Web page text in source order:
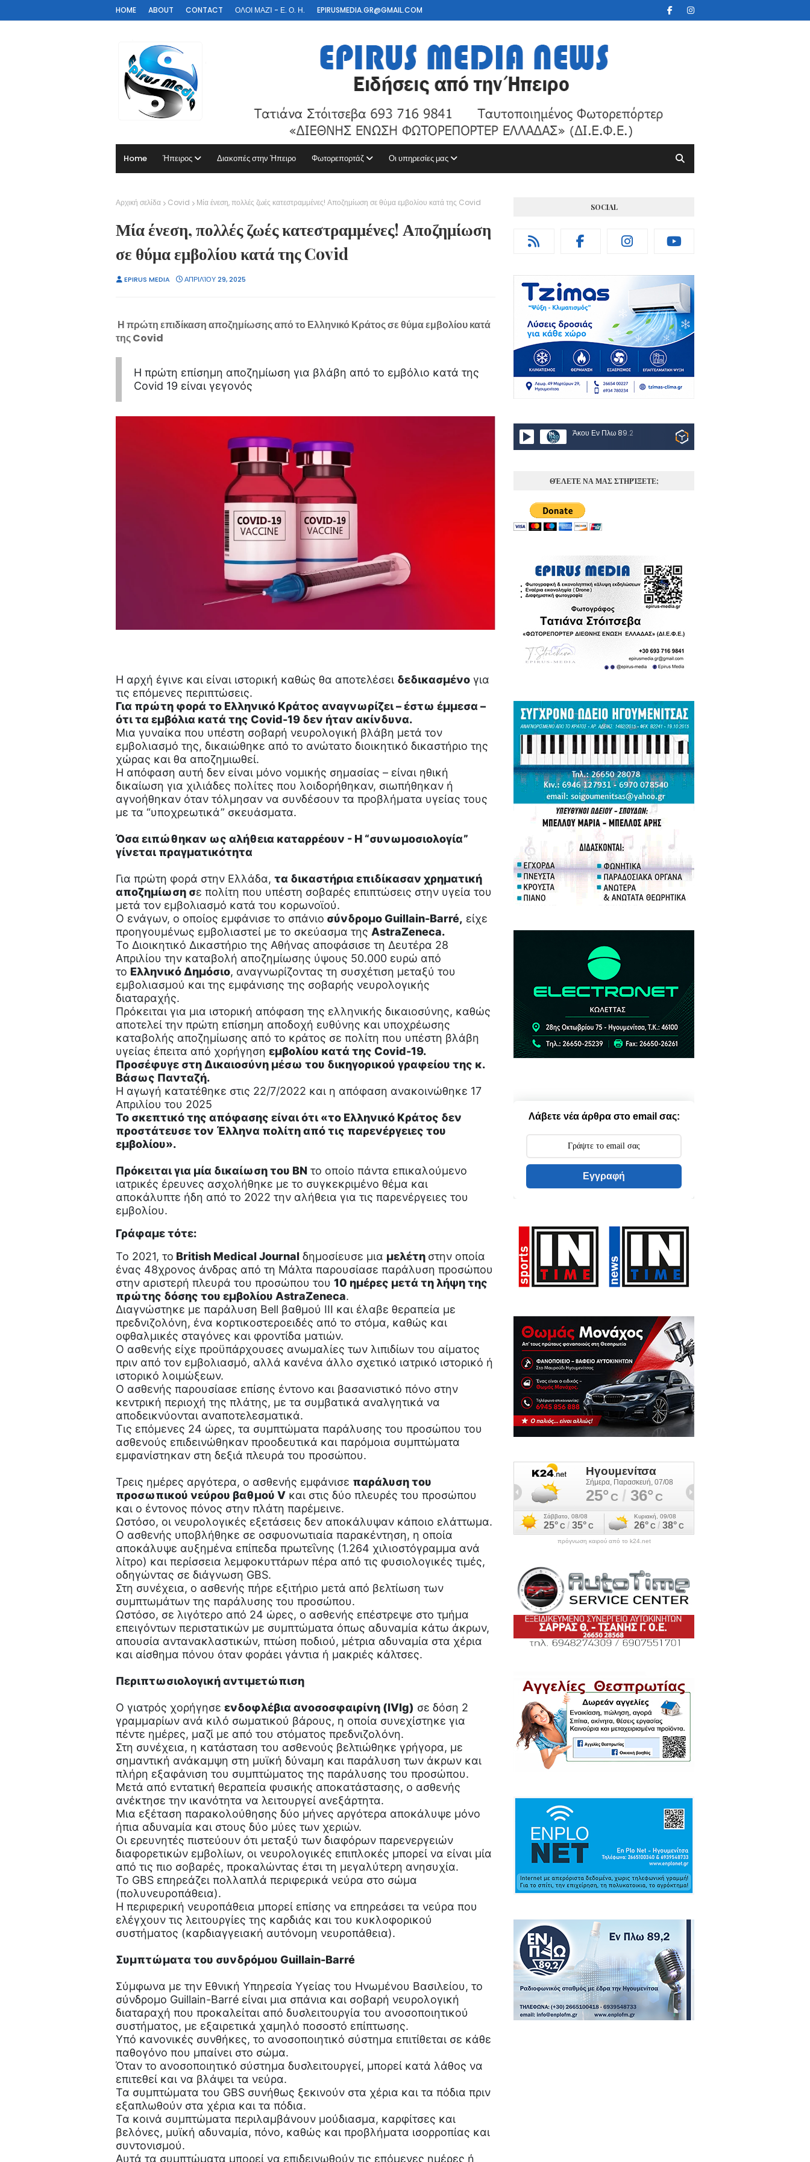
HOME ABOUT CONTACT ΟΛΟΙ ΜΑΖΊ - Ε. Ο. Η. EPIRUSMEDIA.GR@GMAIL.COM
Home Ήπειρος Διακοπές στην Ήπειρο Φωτορεπορτάζ Οι υπηρεσίες μας
Αρχική σελίδα Covid Μία ένεση, πολλές ζωές κατεστραμμένες! Αποζημίωση σε θύμα εμβολίου κατά της Covid
Μία ένεση, πολλές ζωές κατεστραμμένες! Αποζημίωση
σε θύμα εμβολίου κατά της Covid
EPIRUS MEDIA ΑΠΡΙΛΊΟΥ 29, 2025
Η πρώτη επιδίκαση αποζημίωσης από το Ελληνικό Κράτος σε θύμα εμβολίου κατά
της Covid
Η πρώτη επίσημη αποζημίωση για βλάβη από το εμβόλιο κατά της
Covid 19 είναι γεγονός
Η αρχή έγινε και είναι ιστορική καθώς θα αποτελέσει δεδικασμένο για
τις επόμενες περιπτώσεις.
Για πρώτη φορά το Ελληνικό Κράτος αναγνωρίζει – έστω έμμεσα –
ότι τα εμβόλια κατά της Covid-19 δεν ήταν ακίνδυνα.
Μια γυναίκα που υπέστη σοβαρή νευρολογική βλάβη μετά τον
εμβολιασμό της, δικαιώθηκε από το ανώτατο διοικητικό δικαστήριο της
χώρας και θα αποζημιωθεί.
Η απόφαση αυτή δεν είναι μόνο νομικής σημασίας – είναι ηθική
δικαίωση για χιλιάδες πολίτες που λοιδορήθηκαν, σιωπήθηκαν ή
αγνοήθηκαν όταν τόλμησαν να συνδέσουν τα προβλήματα υγείας τους
με τα “υποχρεωτικά” σκευάσματα.
Όσα ειπώθηκαν ως αλήθεια καταρρέουν - Η “συνωμοσιολογία”
γίνεται πραγματικότητα
Για πρώτη φορά στην Ελλάδα, τα δικαστήρια επιδίκασαν χρηματική
αποζημίωση σε πολίτη που υπέστη σοβαρές επιπτώσεις στην υγεία του
μετά τον εμβολιασμό κατά του κορωνοϊού.
Ο ενάγων, ο οποίος εμφάνισε το σπάνιο σύνδρομο Guillain-Barré, είχε
προηγουμένως εμβολιαστεί με το σκεύασμα της AstraZeneca.
Το Διοικητικό Δικαστήριο της Αθήνας αποφάσισε τη Δευτέρα 28
Απριλίου την καταβολή αποζημίωσης ύψους 50.000 ευρώ από
το Ελληνικό Δημόσιο, αναγνωρίζοντας τη συσχέτιση μεταξύ του
εμβολιασμού και της εμφάνισης της σοβαρής νευρολογικής
διαταραχής.
Πρόκειται για μια ιστορική απόφαση της ελληνικής δικαιοσύνης, καθώς
αποτελεί την πρώτη επίσημη αποδοχή ευθύνης και υποχρέωσης
καταβολής αποζημίωσης από το κράτος σε πολίτη που υπέστη βλάβη
υγείας έπειτα από χορήγηση εμβολίου κατά της Covid-19.
Προσέφυγε στη Δικαιοσύνη μέσω του δικηγορικού γραφείου της κ.
Βάσως Πανταζή.
Η αγωγή κατατέθηκε στις 22/7/2022 και η απόφαση ανακοινώθηκε 17
Απριλίου του 2025
Το σκεπτικό της απόφασης είναι ότι «το Ελληνικό Κράτος δεν
προστάτευσε τον Έλληνα πολίτη από τις παρενέργειες του
εμβολίου».
Πρόκειται για μία δικαίωση του ΒΝ το οποίο πάντα επικαλούμενο
ιατρικές έρευνες ασχολήθηκε με το συγκεκριμένο θέμα και
αποκάλυπτε ήδη από το 2022 την αλήθεια για τις παρενέργειες του
εμβολίου.
Γράφαμε τότε:
Το 2021, το British Medical Journal δημοσίευσε μια μελέτη στην οποία
ένας 48χρονος άνδρας από τη Μάλτα παρουσίασε παράλυση προσώπου
στην αριστερή πλευρά του προσώπου του 10 ημέρες μετά τη λήψη της
πρώτης δόσης του εμβολίου AstraZeneca.
Διαγνώστηκε με παράλυση Bell βαθμού III και έλαβε θεραπεία με
πρεδνιζολόνη, ένα κορτικοστεροειδές από το στόμα, καθώς και
οφθαλμικές σταγόνες και φροντίδα ματιών.
Ο ασθενής είχε προϋπάρχουσες ανωμαλίες των λιπιδίων του αίματος
πριν από τον εμβολιασμό, αλλά κανένα άλλο σχετικό ιατρικό ιστορικό ή
ιστορικό λοιμώξεων.
Ο ασθενής παρουσίασε επίσης έντονο και βασανιστικό πόνο στην
κεντρική περιοχή της πλάτης, με τα συμβατικά αναλγητικά να
αποδεικνύονται αναποτελεσματικά.
Τις επόμενες 24 ώρες, τα συμπτώματα παράλυσης του προσώπου του
ασθενούς επιδεινώθηκαν προοδευτικά και παρόμοια συμπτώματα
εμφανίστηκαν στη δεξιά πλευρά του προσώπου.
Τρεις ημέρες αργότερα, ο ασθενής εμφάνισε παράλυση του
προσωπικού νεύρου βαθμού V και στις δύο πλευρές του προσώπου
και ο έντονος πόνος στην πλάτη παρέμεινε.
Ωστόσο, οι νευρολογικές εξετάσεις δεν αποκάλυψαν κάποιο ελάττωμα.
Ο ασθενής υποβλήθηκε σε οσφυονωτιαία παρακέντηση, η οποία
αποκάλυψε αυξημένα επίπεδα πρωτεΐνης (1.264 χιλιοστόγραμμα ανά
λίτρο) και περίσσεια λεμφοκυττάρων πέρα από τις φυσιολογικές τιμές,
οδηγώντας σε διάγνωση GBS.
Στη συνέχεια, ο ασθενής πήρε εξιτήριο μετά από βελτίωση των
συμπτωμάτων της παράλυσης του προσώπου.
Ωστόσο, σε λιγότερο από 24 ώρες, ο ασθενής επέστρεψε στο τμήμα
επειγόντων περιστατικών με συμπτώματα όπως αδυναμία κάτω άκρων,
απουσία αντανακλαστικών, πτώση ποδιού, μέτρια αδυναμία στα χέρια
και αίσθημα πόνου όταν φοράει γάντια ή μακριές κάλτσες.
Περιπτωσιολογική αντιμετώπιση
Ο γιατρός χορήγησε ενδοφλέβια ανοσοσφαιρίνη (IVIg) σε δόση 2
γραμμαρίων ανά κιλό σωματικού βάρους, η οποία συνεχίστηκε για
πέντε ημέρες, μαζί με από του στόματος πρεδνιζολόνη.
Στη συνέχεια, η κατάσταση του ασθενούς βελτιώθηκε γρήγορα, με
σημαντική ανάκαμψη στη μυϊκή δύναμη και παράλυση των άκρων και
πλήρη εξαφάνιση του συμπτώματος της παράλυσης του προσώπου.
Μετά από εντατική θεραπεία φυσικής αποκατάστασης, ο ασθενής
ανέκτησε την ικανότητα να λειτουργεί ανεξάρτητα.
Μια εξέταση παρακολούθησης δύο μήνες αργότερα αποκάλυψε μόνο
ήπια αδυναμία και στους δύο μύες των χεριών.
Οι ερευνητές πιστεύουν ότι μεταξύ των διαφόρων παρενεργειών
διαφορετικών εμβολίων, οι νευρολογικές επιπλοκές μπορεί να είναι μία
από τις πιο σοβαρές, προκαλώντας έτσι τη μεγαλύτερη ανησυχία.
Το GBS επηρεάζει πολλαπλά περιφερικά νεύρα στο σώμα
(πολυνευροπάθεια).
Η περιφερική νευροπάθεια μπορεί επίσης να επηρεάσει τα νεύρα που
ελέγχουν τις λειτουργίες της καρδιάς και του κυκλοφορικού
συστήματος (καρδιαγγειακή αυτόνομη νευροπάθεια).
Συμπτώματα του συνδρόμου Guillain-Barré
Σύμφωνα με την Εθνική Υπηρεσία Υγείας του Ηνωμένου Βασιλείου, το
σύνδρομο Guillain-Barré είναι μια σπάνια και σοβαρή νευρολογική
διαταραχή που προκαλείται από δυσλειτουργία του ανοσοποιητικού
συστήματος, με εξαιρετικά χαμηλό ποσοστό επίπτωσης.
Υπό κανονικές συνθήκες, το ανοσοποιητικό σύστημα επιτίθεται σε κάθε
παθογόνο που μπαίνει στο σώμα.
Όταν το ανοσοποιητικό σύστημα δυσλειτουργεί, μπορεί κατά λάθος να
επιτεθεί και να βλάψει τα νεύρα.
Τα συμπτώματα του GBS συνήθως ξεκινούν στα χέρια και τα πόδια πριν
εξαπλωθούν στα χέρια και τα πόδια.
Τα κοινά συμπτώματα περιλαμβάνουν μούδιασμα, καρφίτσες και
βελόνες, μυϊκή αδυναμία, πόνο, καθώς και προβλήματα ισορροπίας και
συντονισμού.
Αυτά τα συμπτώματα μπορεί να επιδεινωθούν τις επόμενες ημέρες ή
SOCIAL
Άκου Εν Πλω 89.2
ΘΈΛΕΤΕ ΝΑ ΜΑΣ ΣΤΗΡΊΞΕΤΕ;
Λάβετε νέα άρθρα στο email σας:
Εγγραφή
πρόγνωση καιρού από το k24.net